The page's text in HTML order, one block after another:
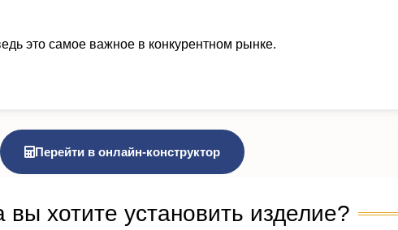
это самое важное в конкурентном рынке.
Перейти в онлайн-конструктор
вы хотите установить изделие?